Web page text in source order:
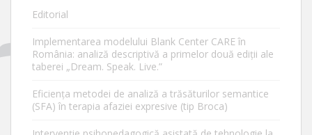
Editorial
Implementarea modelului Blank Center CARE în
România: analiză descriptivă a primelor două ediții ale
taberei „Dream. Speak. Live.”
Eficiența metodei de analiză a trăsăturilor semantice
(SFA) în terapia afaziei expresive (tip Broca)